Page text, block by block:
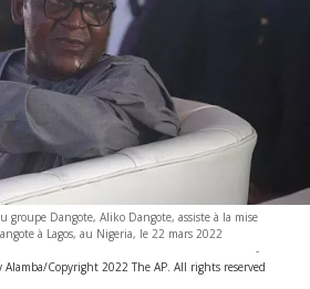
groupe Dangote, Aliko Dangote, assiste à la mise
à Lagos, au Nigeria, le 22 mars 2022
-
Alamba/Copyright 2022 The AP. All rights reserved